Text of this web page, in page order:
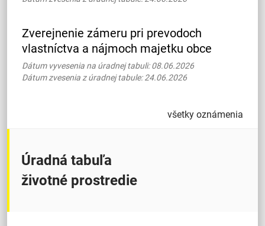
Zverejnenie zámeru pri prevodoch
vlastníctva a nájmoch majetku obce
Dátum vyvesenia na úradnej tabuli: 08.06.2026
Dátum zvesenia z úradnej tabule: 24.06.2026
všetky oznámenia
Úradná tabuľa
životné prostredie